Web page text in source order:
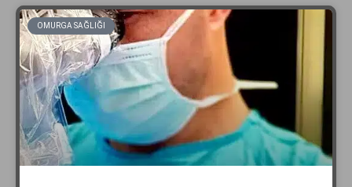
OMURGA SAĞLIĞI